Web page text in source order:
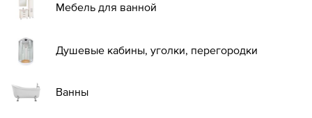
Мебель для ванной
Душевые кабины, уголки, перегородки
Ванны